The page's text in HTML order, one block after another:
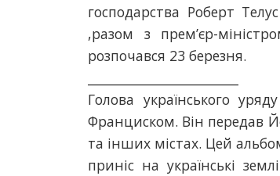
господарства Роберт
,разом з прем’єр-
розпочався 23 березня.
Голова українського
Франциском. Він передав
та інших містах. Цей
приніс на українські